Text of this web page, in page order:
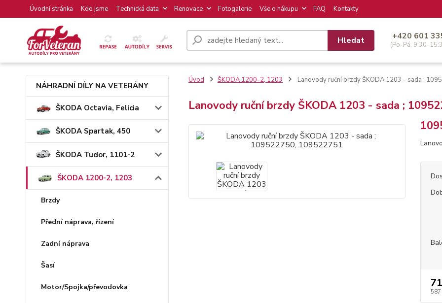
Úvodní stránka Kdo jsme Technická data Renovace Fotogalerie Vše o nákupu FAQ Kontakty
Hledat +420 601
(Po-Pá, 9:30-
NÁHRADNÍ DÍLY NA VETERÁNY
ŠKODA Octavia, Felicia
ŠKODA Spartak, 450
ŠKODA Tudor, 1101-2
ŠKODA 1200-2, 1203
Brzdy
Přední náprava, řízení
Zadní náprava
Šasí
Motor/Spojka/převodovka
Úvod ŠKODA 1200-2, 1203 Lanovody ruční brzdy ŠKODA 1203 - sada ;
Lanovody ruční brzdy ŠKODA 1203 - sada ;
587